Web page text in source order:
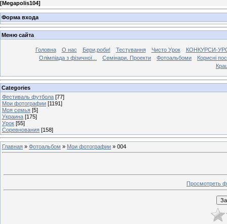
[Megapolis104]
Форма входа
Меню сайта
Головна О нас Бери,роби! Тестування Чисто Урок
КОНКУРСИ-
Олімпіада з фізичної...
Семінари. Проекти Фотоальбоми
Корисні
Categories
Фестиваль футбола [77]
Мои фотографии [1191]
Моя семья [5]
Украина [175]
Урок [55]
Соревнования [158]
Главная » Фотоальбом » Мои фотографии » 004
Просмотреть